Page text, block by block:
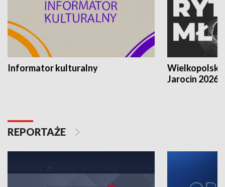
Informator kulturalny
Jarocin 2026
REPORTAŻE